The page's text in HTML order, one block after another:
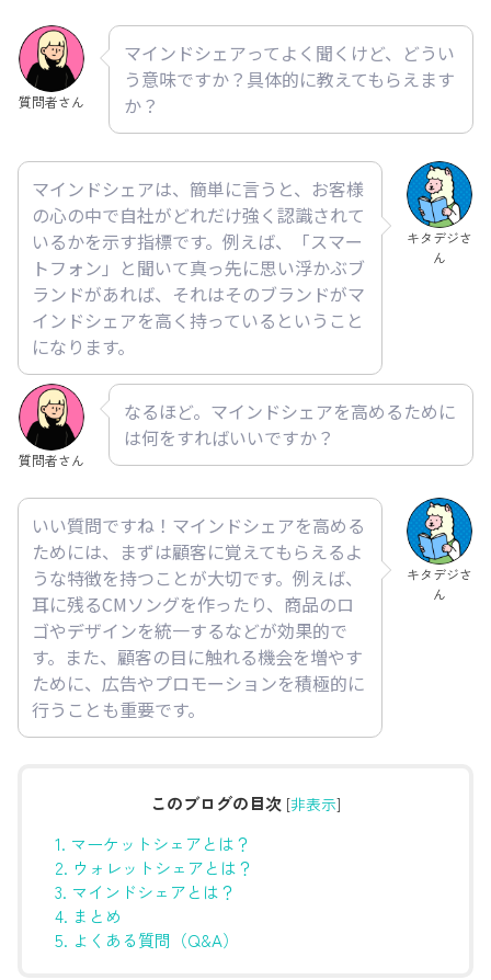
質問者さん
マインドシェアってよく聞くけど、どうい
う意味ですか？具体的に教えてもらえます
か？
キタデジさ
ん
マインドシェアは、簡単に言うと、お客様
の心の中で自社がどれだけ強く認識されて
いるかを示す指標です。例えば、「スマー
トフォン」と聞いて真っ先に思い浮かぶブ
ランドがあれば、それはそのブランドがマ
インドシェアを高く持っているということ
になります。
質問者さん
なるほど。マインドシェアを高めるために
は何をすればいいですか？
キタデジさ
ん
いい質問ですね！マインドシェアを高める
ためには、まずは顧客に覚えてもらえるよ
うな特徴を持つことが大切です。例えば、
耳に残るCMソングを作ったり、商品のロ
ゴやデザインを統一するなどが効果的で
す。また、顧客の目に触れる機会を増やす
ために、広告やプロモーションを積極的に
行うことも重要です。
このブログの目次 [非表示]
1. マーケットシェアとは？
2. ウォレットシェアとは？
3. マインドシェアとは？
4. まとめ
5. よくある質問（Q&A）